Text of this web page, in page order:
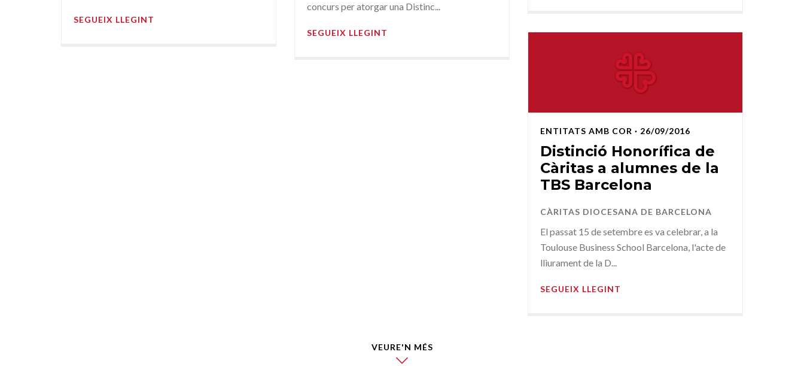
SEGUEIX LLEGINT
concurs per atorgar una Distinc...
SEGUEIX LLEGINT
ENTITATS AMB COR · 26/09/2016
Distinció Honorífica de
Càritas a alumnes de la
TBS Barcelona
CÀRITAS DIOCESANA DE BARCELONA
El passat 15 de setembre es va celebrar, a la
Toulouse Business School Barcelona, l'acte de
lliurament de la D...
SEGUEIX LLEGINT
VEURE'N MÉS